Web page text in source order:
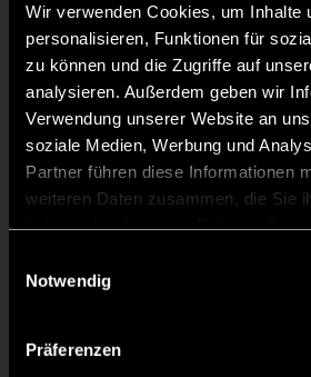
Wir verwenden Cookies, um Inhalte
personalisieren, Funktionen für
zu können und die Zugriffe auf
analysieren. Außerdem geben wir
Verwendung unserer Website an
soziale Medien, Werbung und
Partner führen diese Informationen
weiteren Daten zusammen, die Sie
Notwendig
Präferenzen
Unsere anderen
Kais
Trainer*in